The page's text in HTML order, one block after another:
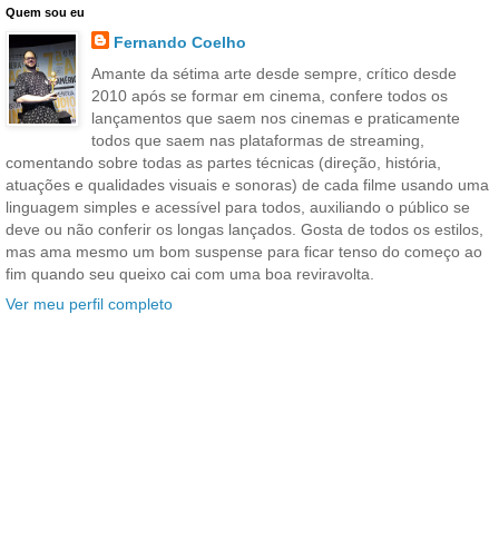
Quem sou eu
Fernando Coelho
Amante da sétima arte desde sempre, crítico desde
2010 após se formar em cinema, confere todos os
lançamentos que saem nos cinemas e praticamente
todos que saem nas plataformas de streaming,
comentando sobre todas as partes técnicas (direção, história,
atuações e qualidades visuais e sonoras) de cada filme usando uma
linguagem simples e acessível para todos, auxiliando o público se
deve ou não conferir os longas lançados. Gosta de todos os estilos,
mas ama mesmo um bom suspense para ficar tenso do começo ao
fim quando seu queixo cai com uma boa reviravolta.
Ver meu perfil completo